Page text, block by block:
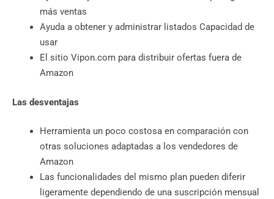
más ventas
Ayuda a obtener y administrar listados Capacidad de
usar
El sitio Vipon.com para distribuir ofertas fuera de
Amazon
Las desventajas
Herramienta un poco costosa en comparación con
otras soluciones adaptadas a los vendedores de
Amazon
Las funcionalidades del mismo plan pueden diferir
ligeramente dependiendo de una suscripción mensual